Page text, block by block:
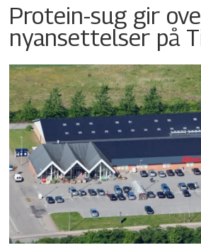
Protein-sug gir
nyansettelser på